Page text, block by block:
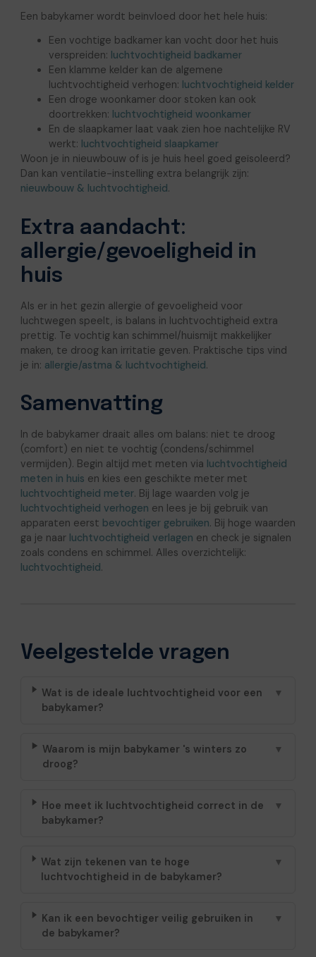
Een babykamer wordt beïnvloed door het hele huis:
Een vochtige badkamer kan vocht door het huis
verspreiden: luchtvochtigheid badkamer
Een klamme kelder kan de algemene
luchtvochtigheid verhogen: luchtvochtigheid kelder
Een droge woonkamer door stoken kan ook
doortrekken: luchtvochtigheid woonkamer
En de slaapkamer laat vaak zien hoe nachtelijke RV
werkt: luchtvochtigheid slaapkamer
Woon je in nieuwbouw of is je huis heel goed geïsoleerd?
Dan kan ventilatie-instelling extra belangrijk zijn:
nieuwbouw & luchtvochtigheid.
Extra aandacht:
allergie/gevoeligheid in
huis
Als er in het gezin allergie of gevoeligheid voor
luchtwegen speelt, is balans in luchtvochtigheid extra
prettig. Te vochtig kan schimmel/huismijt makkelijker
maken, te droog kan irritatie geven. Praktische tips vind
je in: allergie/astma & luchtvochtigheid.
Samenvatting
In de babykamer draait alles om balans: niet te droog
(comfort) en niet te vochtig (condens/schimmel
vermijden). Begin altijd met meten via luchtvochtigheid
meten in huis en kies een geschikte meter met
luchtvochtigheid meter. Bij lage waarden volg je
luchtvochtigheid verhogen en lees je bij gebruik van
apparaten eerst bevochtiger gebruiken. Bij hoge waarden
ga je naar luchtvochtigheid verlagen en check je signalen
zoals condens en schimmel. Alles overzichtelijk:
luchtvochtigheid.
Veelgestelde vragen
Wat is de ideale luchtvochtigheid voor een
babykamer?
▼
Waarom is mijn babykamer 's winters zo
droog?
▼
Hoe meet ik luchtvochtigheid correct in de
babykamer?
▼
Wat zijn tekenen van te hoge
luchtvochtigheid in de babykamer?
▼
Kan ik een bevochtiger veilig gebruiken in
de babykamer?
▼